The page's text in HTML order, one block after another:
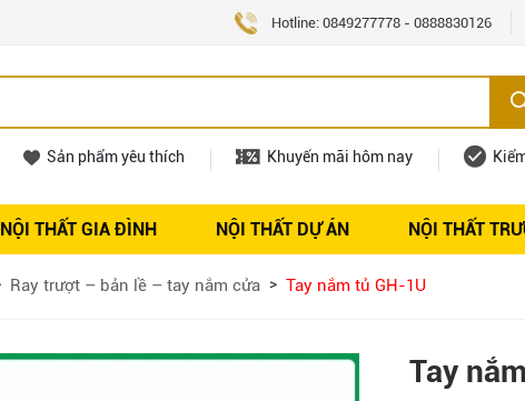
Hotline: 0849277778 - 0888830126
Sản phẩm yêu thích Khuyến mãi hôm nay
NỘI THẤT GIA ĐÌNH NỘI THẤT DỰ ÁN NỘI THẤT
Báo giá Nội thất Tuyển dụng
Ray trượt – bản lề – tay nắm cửa Tay nắm tủ GH-1U
Tay